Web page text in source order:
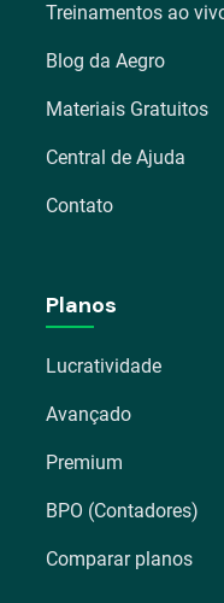
Treinamentos ao
Blog da Aegro
Materiais Gratuitos
Central de Ajuda
Contato
Planos
Lucratividade
Avançado
Premium
BPO (Contadores)
Comparar planos